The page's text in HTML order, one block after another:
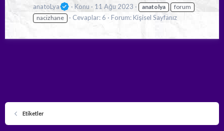
anatoLya
Konu 11 Ağu 2023 anatolya
forum
nacizhane
Cevaplar: 6 Forum: Kişisel Sayfanız
Etiketler